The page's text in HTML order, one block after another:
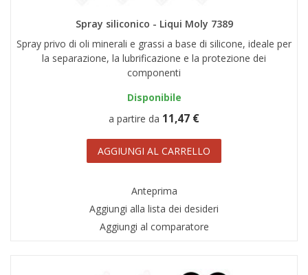
Spray siliconico - Liqui Moly 7389
Spray privo di oli minerali e grassi a base di silicone, ideale per
la separazione, la lubrificazione e la protezione dei
componenti
Disponibile
a partire da 11,47 €
AGGIUNGI AL CARRELLO
Anteprima
Aggiungi alla lista dei desideri
Aggiungi al comparatore